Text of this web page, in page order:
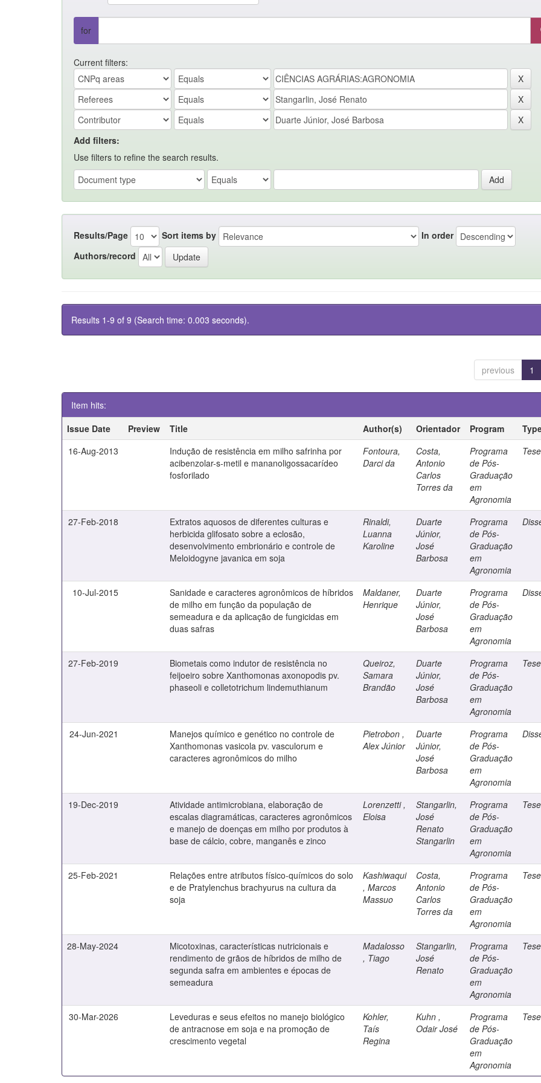
for
Current filters:
Add filters:
Use filters to refine the search results.
Results/Page Sort items by
In order
Authors/record
Results 1-9 of 9 (Search time: 0.003 seconds).
previous 1
Item hits:
Issue Date
Preview Title Author(s) Orientador Program
16-Aug-2013
Indução de resistência em milho safrinha por
acibenzolar-s-metil e mananoligossacarídeo
fosforilado
Fontoura,
Darci da
Costa,
Antonio
Carlos
Torres da
Programa
de Pós-
Graduação
em
Agronomia
Tese
27-Feb-2018
Extratos aquosos de diferentes culturas e
herbicida glifosato sobre a eclosão,
desenvolvimento embrionário e controle de
Meloidogyne javanica em soja
Rinaldi,
Luanna
Karoline
Duarte
Júnior,
José
Barbosa
Programa
de Pós-
Graduação
em
Agronomia
10-Jul-2015
Sanidade e caracteres agronômicos de híbridos
de milho em função da população de
semeadura e da aplicação de fungicidas em
duas safras
Maldaner,
Henrique
Duarte
Júnior,
José
Barbosa
Programa
de Pós-
Graduação
em
Agronomia
27-Feb-2019
Biometais como indutor de resistência no
feijoeiro sobre Xanthomonas axonopodis pv.
phaseoli e colletotrichum lindemuthianum
Queiroz,
Samara
Brandão
Duarte
Júnior,
José
Barbosa
Programa
de Pós-
Graduação
em
Agronomia
Tese
24-Jun-2021
Manejos químico e genético no controle de
Xanthomonas vasicola pv. vasculorum e
caracteres agronômicos do milho
Pietrobon ,
Alex Júnior
Duarte
Júnior,
José
Barbosa
Programa
de Pós-
Graduação
em
Agronomia
19-Dec-2019
Atividade antimicrobiana, elaboração de
escalas diagramáticas, caracteres agronômicos
e manejo de doenças em milho por produtos à
base de cálcio, cobre, manganês e zinco
Lorenzetti ,
Eloisa
Stangarlin,
José
Renato
Stangarlin
Programa
de Pós-
Graduação
em
Agronomia
Tese
25-Feb-2021
Relações entre atributos físico-químicos do solo
e de Pratylenchus brachyurus na cultura da
soja
Kashiwaqui
, Marcos
Massuo
Costa,
Antonio
Carlos
Torres da
Programa
de Pós-
Graduação
em
Agronomia
Tese
28-May-2024
Micotoxinas, características nutricionais e
rendimento de grãos de híbridos de milho de
segunda safra em ambientes e épocas de
semeadura
Madalosso
, Tiago
Stangarlin,
José
Renato
Programa
de Pós-
Graduação
em
Agronomia
Tese
30-Mar-2026
Leveduras e seus efeitos no manejo biológico
de antracnose em soja e na promoção de
crescimento vegetal
Kohler,
Taís
Regina
Kuhn ,
Odair José
Programa
de Pós-
Graduação
em
Agronomia
Tese